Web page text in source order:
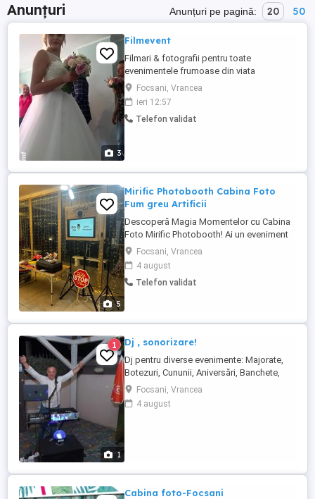
Anunțuri Anunțuri pe pagină: 20 50
3
Filmevent
Filmari & fotografii pentru toate
evenimentele frumoase din viata
dumneavoastra. NOU Avem si macara
video aceaste se poate si inchiria cu sau
fara operator.
Focsani, Vrancea
ieri 12:57
Telefon validat
5
Mirific Photobooth Cabina Foto
Fum greu Artificii
Descoperă Magia Momentelor cu Cabina
Foto Mirific Photobooth! Ai un eveniment
special și vrei să adaugi o notă de
distincție și amuzament? Atunci, Cabina
Foto Mirific Photobooth este alegerea
perfectă pentru tine! Descoperă Magia,
Focsani, Vrancea
4 august
Telefon validat
1
1 Dj , sonorizare!
Dj pentru diverse evenimente: Majorate,
Botezuri, Cununii, Aniversări, Banchete,
Baluri, Petreceri Private. DJ cu un playlist
variat si adaptat cerințelor publicului, care
poate fi personalizat în funcție de
Focsani, Vrancea
4 august
Cabina foto-Focsani